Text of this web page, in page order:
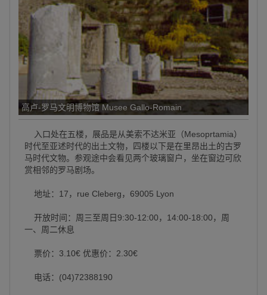
高卢-罗马文明博物馆 Musee Gallo-Romain
入口处在五楼，展品是从美索不达米亚（Mesoprtamia）
时代至亚述时代的出土文物，四楼以下是在里昂出土的古罗
马时代文物。参观途中会看见两个玻璃窗户，坐在窗边可欣
赏相邻的罗马剧场。
地址：17，rue Cleberg，69005 Lyon
开放时间：周三至周日9:30-12:00，14:00-18:00，周
一、周二休息
票价：3.10€ 优惠价：2.30€
电话：(04)72388190